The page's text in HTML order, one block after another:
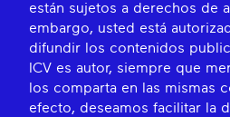
están sujetos a derechos de
embargo, usted está
difundir los contenidos
ICV es autor, siempre que
los comparta en las mismas
efecto, deseamos facilitar la